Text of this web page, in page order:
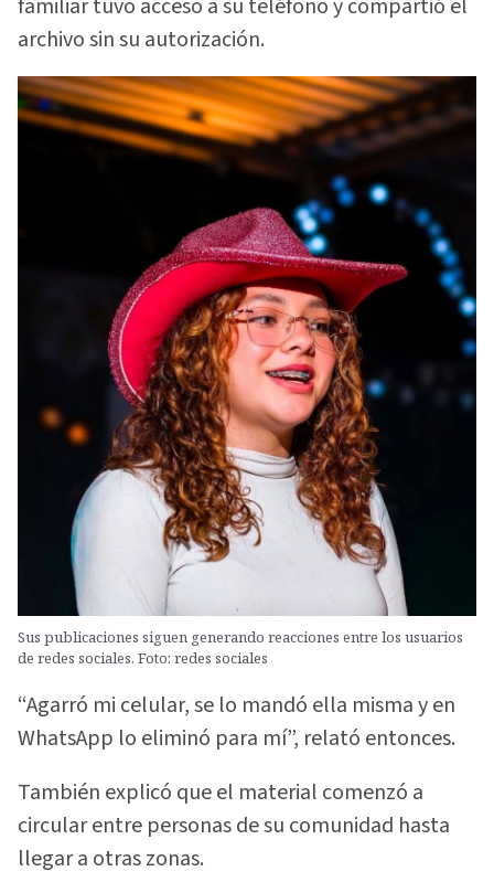
familiar tuvo acceso a su teléfono y compartió el
archivo sin su autorización.
Sus publicaciones siguen generando reacciones entre los usuarios
de redes sociales. Foto: redes sociales
“Agarró mi celular, se lo mandó ella misma y en
WhatsApp lo eliminó para mí”, relató entonces.
También explicó que el material comenzó a
circular entre personas de su comunidad hasta
llegar a otras zonas.